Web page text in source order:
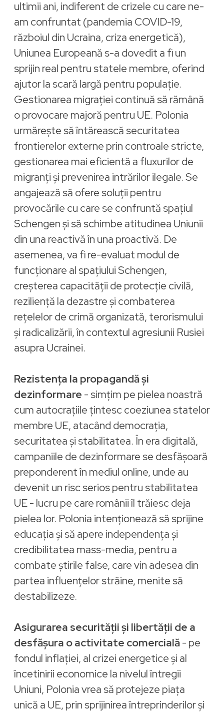
ultimii ani, indiferent de crizele cu care ne-
am confruntat (pandemia COVID-19,
războiul din Ucraina, criza energetică),
Uniunea Europeană s-a dovedit a fi un
sprijin real pentru statele membre, oferind
ajutor la scară largă pentru populație.
Gestionarea migrației continuă să rămână
o provocare majoră pentru UE. Polonia
urmărește să întărească securitatea
frontierelor externe prin controale stricte,
gestionarea mai eficientă a fluxurilor de
migranți și prevenirea intrărilor ilegale. Se
angajează să ofere soluții pentru
provocările cu care se confruntă spațiul
Schengen și să schimbe atitudinea Uniunii
din una reactivă în una proactivă. De
asemenea, va fi re-evaluat modul de
funcționare al spațiului Schengen,
creșterea capacității de protecție civilă,
reziliență la dezastre și combaterea
rețelelor de crimă organizată, terorismului
și radicalizării, în contextul agresiunii Rusiei
asupra Ucrainei.
Rezistența la propagandă și
dezinformare - simțim pe pielea noastră
cum autocrațiile țintesc coeziunea statelor
membre UE, atacând democrația,
securitatea și stabilitatea. În era digitală,
campaniile de dezinformare se desfășoară
preponderent în mediul online, unde au
devenit un risc serios pentru stabilitatea
UE - lucru pe care românii îl trăiesc deja
pielea lor. Polonia intenționează să sprijine
educația și să apere independența și
credibilitatea mass-media, pentru a
combate știrile false, care vin adesea din
partea influențelor străine, menite să
destabilizeze.
Asigurarea securității și libertății de a
desfășura o activitate comercială- pe
fondul inflației, al crizei energetice și al
încetinirii economice la nivelul întregii
Uniuni, Polonia vrea să protejeze piața
unică a UE, prin sprijinirea întreprinderilor și